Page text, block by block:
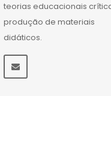
teorias educacionais
produção de materiais
didáticos.